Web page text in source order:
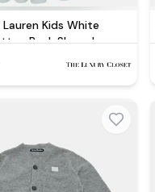
Lauren Kids White
Back Sleeveless